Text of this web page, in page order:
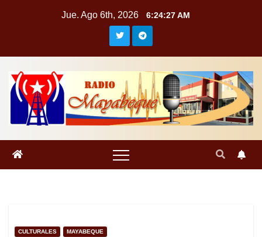
Jue. Ago 6th, 2026 6:24:27 AM
CULTURALES MAYABEQUE